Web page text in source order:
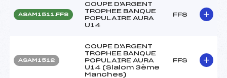
ASAM1511.FFS
COUPE D'ARGENT
TROPHEE BANQUE
POPULAIRE AURA
U14
FFS
ASAM1512
COUPE D'ARGENT
TROPHEE BANQUE
POPULAIRE AURA
U14 (Slalom 3ème
Manches)
FFS